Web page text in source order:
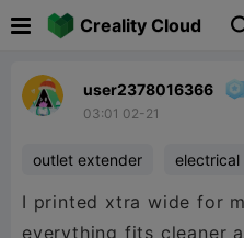
Creality Cloud
user2378016366
03:01 02-21
outlet extender electrical
I printed xtra wide for
everything fits cleaner